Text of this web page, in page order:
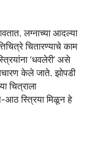
लग्नाच्या आदल्या
चितारण्याचे काम
‘धवलेरी’ असे
केले जाते. झोपडी
चित्राला
आठ स्त्रिया मिळून हे